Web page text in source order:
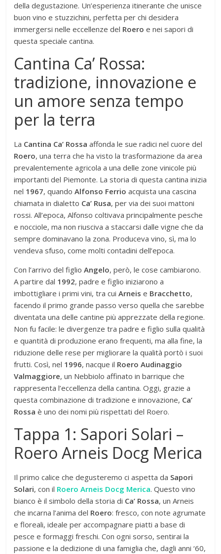
della degustazione. Un’esperienza itinerante che unisce
buon vino e stuzzichini, perfetta per chi desidera
immergersi nelle eccellenze del Roero e nei sapori di
questa speciale cantina.
Cantina Ca’ Rossa:
tradizione, innovazione e
un amore senza tempo
per la terra
La Cantina Ca’ Rossa affonda le sue radici nel cuore del
Roero, una terra che ha visto la trasformazione da area
prevalentemente agricola a una delle zone vinicole più
importanti del Piemonte. La storia di questa cantina inizia
nel 1967, quandoAlfonso Ferrio acquista una cascina
chiamata in dialetto Ca’ Rusa, per via dei suoi mattoni
rossi. All’epoca, Alfonso coltivava principalmente pesche
e nocciole, ma non riusciva a staccarsi dalle vigne che da
sempre dominavano la zona. Produceva vino, sì, ma lo
vendeva sfuso, come molti contadini dell’epoca.
Con l’arrivo del figlioAngelo, però, le cose cambiarono.
A partire dal 1992, padre e figlio iniziarono a
imbottigliare i primi vini, tra cuiArneis e Bracchetto,
facendo il primo grande passo verso quella che sarebbe
diventata una delle cantine più apprezzate della regione.
Non fu facile: le divergenze tra padre e figlio sulla qualità
e quantità di produzione erano frequenti, ma alla fine, la
riduzione delle rese per migliorare la qualità portò i suoi
frutti. Così, nel 1996, nacque il Roero Audinaggio
Valmaggiore, un Nebbiolo affinato in barrique che
rappresenta l’eccellenza della cantina. Oggi, grazie a
questa combinazione di tradizione e innovazione, Ca’
Rossa è uno dei nomi più rispettati del Roero.
Tappa 1: Sapori Solari –
Roero Arneis Docg Merica
Il primo calice che degusteremo ci aspetta da Sapori
Solari, con il Roero Arneis Docg Merica. Questo vino
bianco è il simbolo della storia di Ca’ Rossa, un Arneis
che incarna l’anima del Roero: fresco, con note agrumate
e floreali, ideale per accompagnare piatti a base di
pesce e formaggi freschi. Con ogni sorso, sentirai la
passione e la dedizione di una famiglia che, dagli anni ‘60,